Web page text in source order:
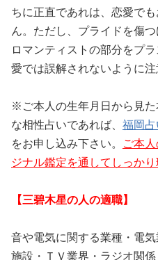
ちに正直であれは、恋愛で
ん。ただし、プライドを傷
ロマンティストの部分をプ
愛では誤解されないように注
※ご本人の生年月日から見
な相性占いであれば、 福岡占
をお申し込み下さい。
ご本
ジナル鑑定を通してしっかり
【三碧木星の人の適職】
音や電気に関する業種・電
施設・ＴＶ業界・ラジオ関